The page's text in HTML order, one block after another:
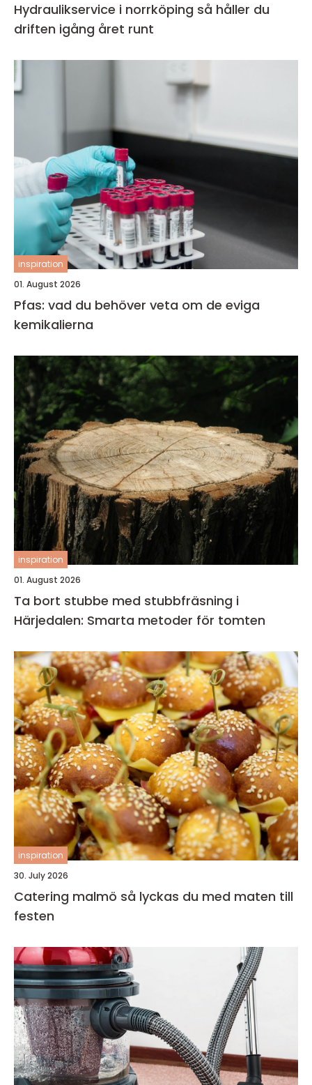
Hydraulikservice i norrköping så håller du
driften igång året runt
inspiration
01. August 2026
Pfas: vad du behöver veta om de eviga
kemikalierna
inspiration
01. August 2026
Ta bort stubbe med stubbfräsning i
Härjedalen: Smarta metoder för tomten
inspiration
30. July 2026
Catering malmö så lyckas du med maten till
festen